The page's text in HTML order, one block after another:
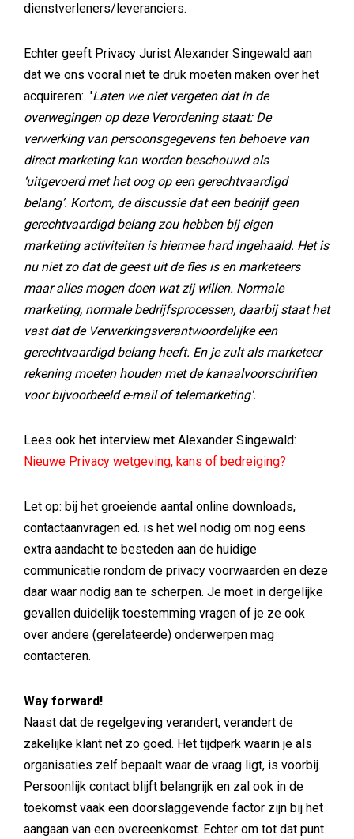
dienstverleners/leveranciers.
Echter geeft Privacy Jurist Alexander Singewald aan
dat we ons vooral niet te druk moeten maken over het
acquireren: 'Laten we niet vergeten dat in de
overwegingen op deze Verordening staat: De
verwerking van persoonsgegevens ten behoeve van
direct marketing kan worden beschouwd als
‘uitgevoerd met het oog op een gerechtvaardigd
belang’. Kortom, de discussie dat een bedrijf geen
gerechtvaardigd belang zou hebben bij eigen
marketing activiteiten is hiermee hard ingehaald. Het is
nu niet zo dat de geest uit de fles is en marketeers
maar alles mogen doen wat zij willen. Normale
marketing, normale bedrijfsprocessen, daarbij staat het
vast dat de Verwerkingsverantwoordelijke een
gerechtvaardigd belang heeft. En je zult als marketeer
rekening moeten houden met de kanaalvoorschriften
voor bijvoorbeeld e-mail of telemarketing'.
Lees ook het interview met Alexander Singewald:
Nieuwe Privacy wetgeving, kans of bedreiging?
Let op: bij het groeiende aantal online downloads,
contactaanvragen ed. is het wel nodig om nog eens
extra aandacht te besteden aan de huidige
communicatie rondom de privacy voorwaarden en deze
daar waar nodig aan te scherpen. Je moet in dergelijke
gevallen duidelijk toestemming vragen of je ze ook
over andere (gerelateerde) onderwerpen mag
contacteren.
Way forward!
Naast dat de regelgeving verandert, verandert de
zakelijke klant net zo goed. Het tijdperk waarin je als
organisaties zelf bepaalt waar de vraag ligt, is voorbij.
Persoonlijk contact blijft belangrijk en zal ook in de
toekomst vaak een doorslaggevende factor zijn bij het
aangaan van een overeenkomst. Echter om tot dat punt